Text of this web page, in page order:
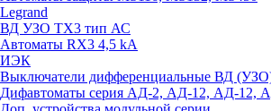
Legrand
ВД УЗО TX3 тип АС
Автоматы RX3 4,5 kA
ИЭК
Выключатели дифференциальные ВД
Дифавтоматы серия АД-2, АД-12, АД-12,